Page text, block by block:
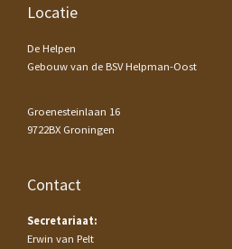
Footer
Locatie
De Helpen
Gebouw van de BSV Helpman-Oost
Groenesteinlaan 16
9722BX Groningen
Contact
Secretariaat:
Erwin van Pelt